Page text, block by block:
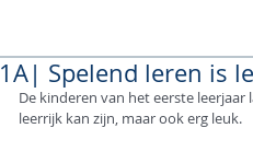
1A| Spelend leren is
De kinderen van het eerste
leerrijk kan zijn, maar ook erg leuk.